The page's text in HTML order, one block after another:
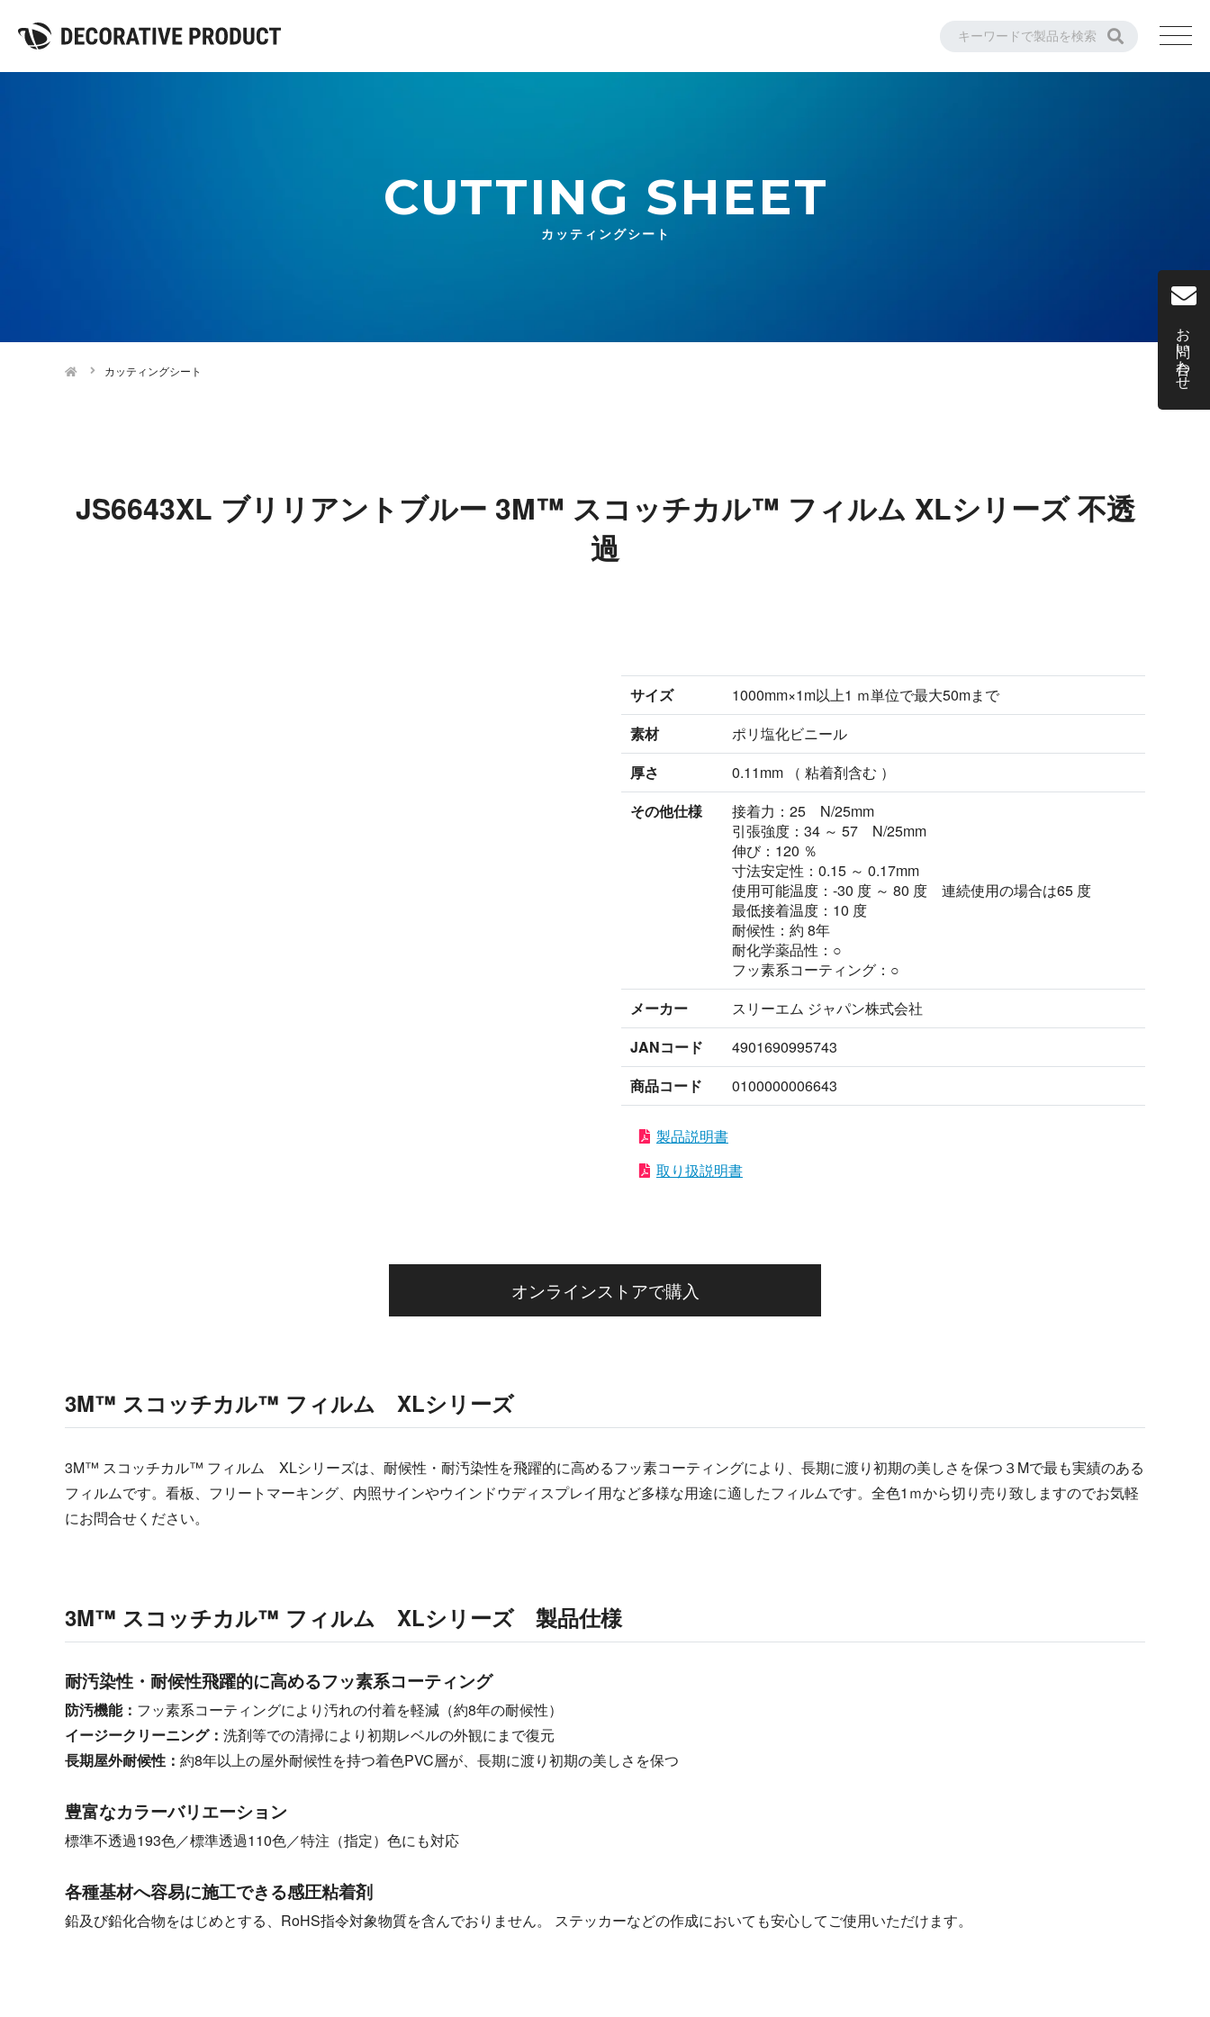
CUTTING SHEET
カッティングシート
カッティングシート
JS6643XL ブリリアントブルー 3M™ スコッチカル™ フィルム XLシリーズ 不透
過
サイズ
1000mm×1m以上1 ｍ単位で最大50mまで
素材
ポリ塩化ビニール
厚さ
0.11mm （ 粘着剤含む ）
その他仕様
接着力：25 N/25mm
引張強度：34 ～ 57 N/25mm
伸び：120 ％
寸法安定性：0.15 ～ 0.17mm
使用可能温度：-30 度 ～ 80 度 連続使用の場合は65 度
最低接着温度：10 度
耐候性：約 8年
耐化学薬品性：○
フッ素系コーティング：○
メーカー
スリーエム ジャパン株式会社
JANコード
4901690995743
商品コード
0100000006643
製品説明書
取り扱説明書
オンラインストアで購入
3M™ スコッチカル™ フィルム XLシリーズ
3M™ スコッチカル™ フィルム XLシリーズは、耐候性・耐汚染性を飛躍的に高めるフッ素コーティングにより、長期に渡り初期の美しさを保つ３Mで最も実績のある
フィルムです。看板、フリートマーキング、内照サインやウインドウディスプレイ用など多様な用途に適したフィルムです。全色1ｍから切り売り致しますのでお気軽
にお問合せください。
3M™ スコッチカル™ フィルム XLシリーズ 製品仕様
耐汚染性・耐候性飛躍的に高めるフッ素系コーティング
防汚機能： フッ素系コーティングにより汚れの付着を軽減（約8年の耐候性）
イージークリーニング： 洗剤等での清掃により初期レベルの外観にまで復元
長期屋外耐候性： 約8年以上の屋外耐候性を持つ着色PVC層が、長期に渡り初期の美しさを保つ
豊富なカラーバリエーション
標準不透過193色／標準透過110色／特注（指定）色にも対応
各種基材へ容易に施工できる感圧粘着剤
鉛及び鉛化合物をはじめとする、RoHS指令対象物質を含んでおりません。 ステッカーなどの作成においても安心してご使用いただけます。
お問い合わせ